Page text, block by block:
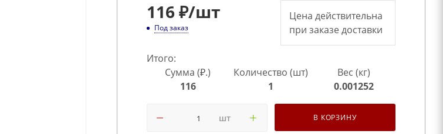
116 ₽/шт
Под заказ
Цена действительна
при заказе доставки
Итого:
Сумма (₽.)
116
Количество (шт)
1
Вес (кг)
0.001252
шт В КОРЗИНУ